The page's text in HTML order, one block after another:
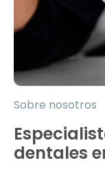
Sobre nosotros
dentales